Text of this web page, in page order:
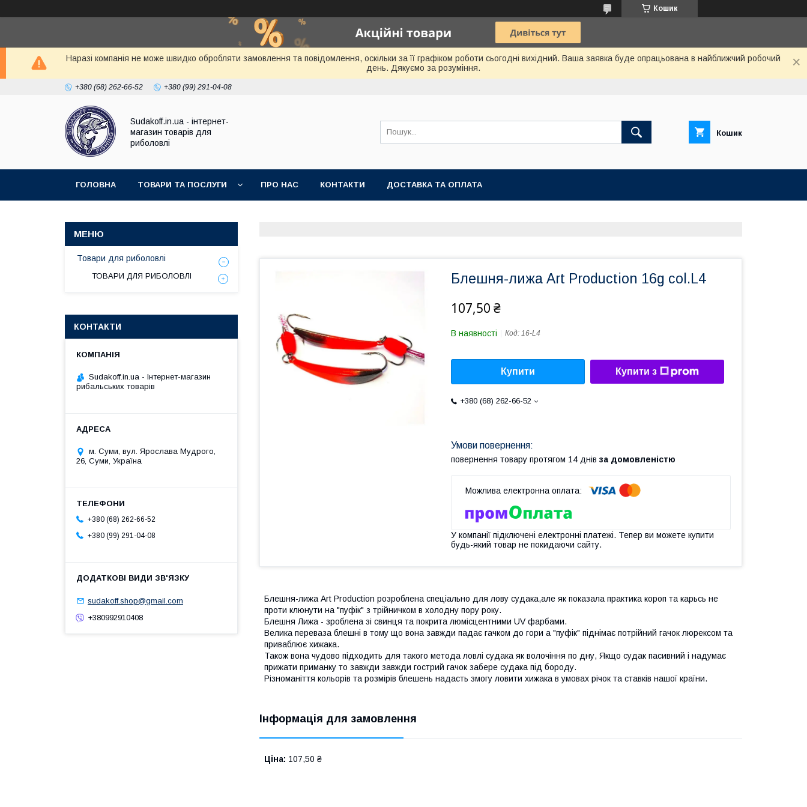
Кошик
Наразі компанія не може швидко обробляти замовлення та повідомлення, оскільки за її графіком роботи сьогодні вихідний. Ваша заявка буде опрацьована в найближчий робочий
день. Дякуємо за розуміння.
+380 (68) 262-66-52 +380 (99) 291-04-08
Sudakoff.in.ua - інтернет-
магазин товарів для
риболовлі
Кошик
ГОЛОВНА ТОВАРИ ТА ПОСЛУГИ ПРО НАС КОНТАКТИ ДОСТАВКА ТА ОПЛАТА
Блешня-лижа Art Production 16g col.L4
107,50 ₴
В наявності Код: 16-L4
Купити Купити з
+380 (68) 262-66-52
повернення товару протягом 14 днів за домовленістю
У компанії підключені електронні платежі. Тепер ви можете купити
будь-який товар не покидаючи сайту.
Блешня-лижа Art Production розроблена спеціально для лову судака,але як показала практика короп та карьсь не
проти клюнути на "пуфік" з трійничком в холодну пору року.
Блешня Лижа - зроблена зі свинця та покрита люмісцентними UV фарбами.
Велика переваза блешні в тому що вона завжди падає гачком до гори а "пуфік" піднімає потрійний гачок люрексом та
приваблює хижака.
Також вона чудово підходить для такого метода ловлі судака як волочіння по дну, Якщо судак пасивний і надумає
прижати приманку то завжди завжди гострий гачок забере судака під бороду.
Різноманіття кольорів та розмірів блешень надасть змогу ловити хижака в умовах річок та ставків нашої країни.
Інформація для замовлення
Ціна: 107,50 ₴
Товари для риболовлі
ТОВАРИ ДЛЯ РИБОЛОВЛІ
КОНТАКТИ
Sudakoff.in.ua - Інтернет-магазин
рибальських товарів
м. Суми, вул. Ярослава Мудрого,
26, Суми, Україна
+380 (68) 262-66-52
+380 (99) 291-04-08
sudakoff.shop@gmail.com
+380992910408